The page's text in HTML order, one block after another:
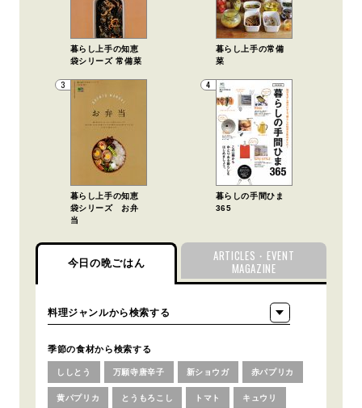
暮らし上手の知恵
袋シリーズ 常備菜
暮らし上手の常備
菜
3
暮らし上手の知恵
袋シリーズ お弁
当
4
暮らしの手間ひま
365
今日の晩ごはん
ARTICLES・EVENT
MAGAZINE
季節の食材から検索する
ししとう 万願寺唐辛子 新ショウガ 赤パプリカ
黄パプリカ とうもろこし トマト キュウリ